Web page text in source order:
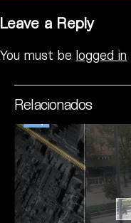
Leave a Reply
You must be logged in
Relacionados